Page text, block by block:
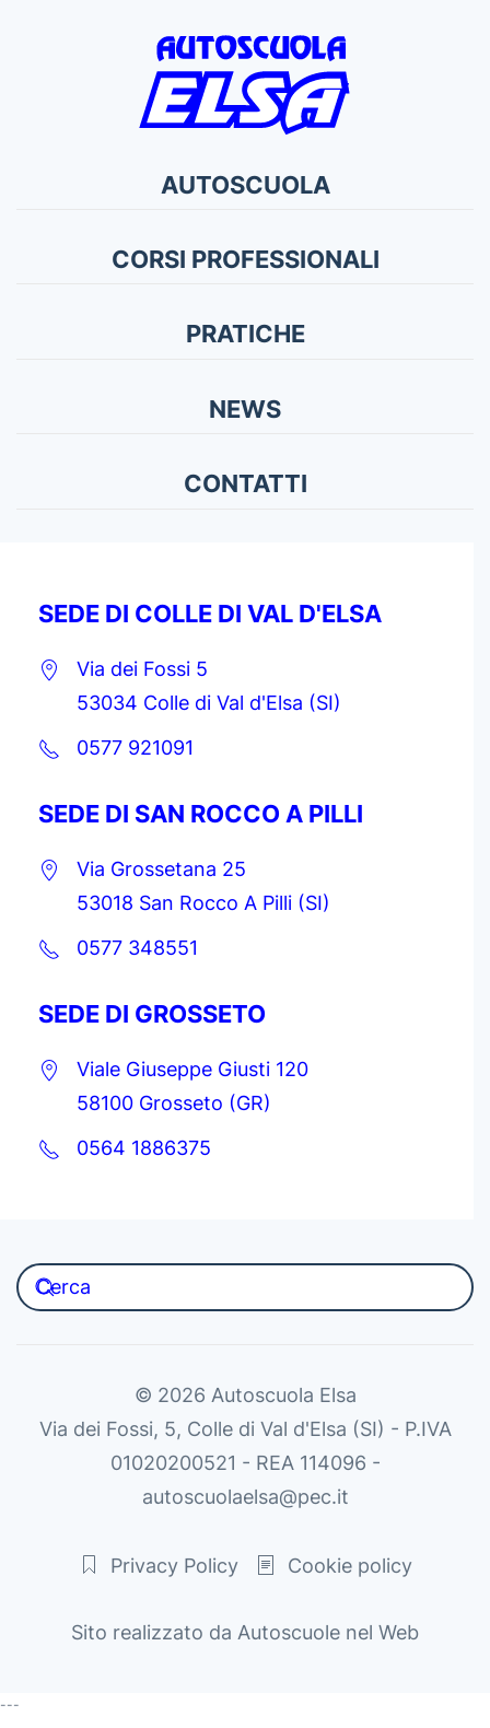
AUTOSCUOLA
CORSI PROFESSIONALI
PRATICHE
NEWS
CONTATTI
SEDE DI COLLE DI VAL D'ELSA
Via dei Fossi 5
53034 Colle di Val d'Elsa (SI)
0577 921091
SEDE DI SAN ROCCO A PILLI
Via Grossetana 25
53018 San Rocco A Pilli (SI)
0577 348551
SEDE DI GROSSETO
Viale Giuseppe Giusti 120
58100 Grosseto (GR)
0564 1886375
© 2026 Autoscuola Elsa
Via dei Fossi, 5, Colle di Val d'Elsa (SI) - P.IVA
01020200521 - REA 114096 -
autoscuolaelsa@pec.it
Privacy Policy Cookie policy
Sito realizzato da Autoscuole nel Web
---